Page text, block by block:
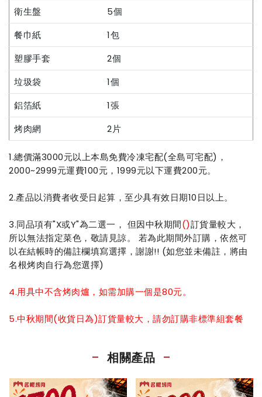
衛生盤
5個
餐巾紙
1包
塑膠手套
2個
垃圾袋
1個
鋁箔紙
1張
烤肉網
2片
1.總價滿3000元以上本島免費冷凍宅配(全島可宅配)，
2000~2999元運費100元，1999元以下運費200元。
2.產品以消費者收受日起算，至少具有效日期10日以上。
3.同品項有"X或Y"為二選一， 但因中秋期間()訂貨量較大，
所以無法指定菜色，敬請見諒。 若為此期間外訂購，依然可
以在結帳時的備註欄填寫選擇，謝謝!! (如您並未備註，將由
名根烤肉自行為您選擇)
4.用具中不含烤肉爐，如需加購一個是80元。
5.中秋期間(收貨日為)訂貨量較大，請勿訂購非標準組套餐
相關產品